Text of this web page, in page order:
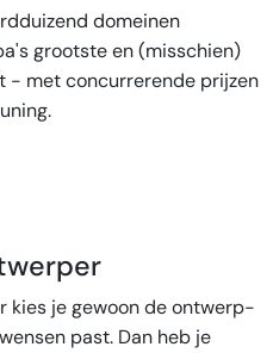
domeinen
grootste en (misschien)
- met concurrerende prijzen
kies je gewoon de ontwerp-
past. Dan heb je